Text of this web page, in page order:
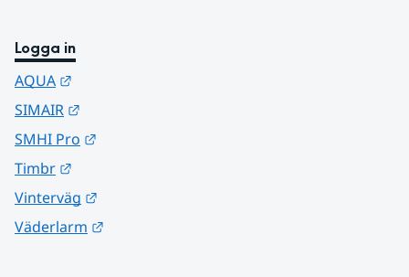
Logga in
AQUA
SIMAIR
SMHI Pro
Timbr
Vinterväg
Väderlarm